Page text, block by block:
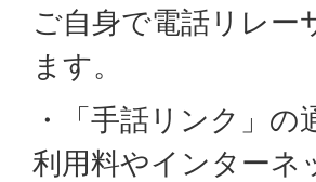
ご自身で電話リレ
ます。
・「手話リンク」
利用料やインターネ